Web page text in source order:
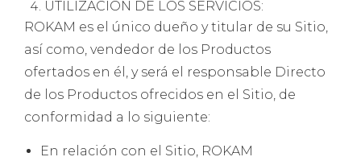
UTILIZACIÓN DE LOS SERVICIOS:
ROKAM es el único dueño y titular de su Sitio,
así como, vendedor de los Productos
ofertados en él, y será el responsable Directo
de los Productos ofrecidos en el Sitio, de
conformidad a lo siguiente:
En relación con el Sitio, ROKAM